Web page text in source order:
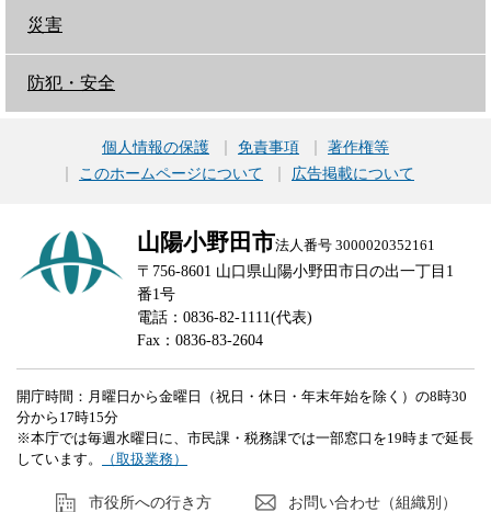
災害
防犯・安全
個人情報の保護 免責事項
著作権等
このホームページについて
広告掲載について
山陽小野田市法人番号 3000020352161
〒756-8601 山口県山陽小野田市日の出一丁目1
番1号
電話：0836-82-1111(代表)
Fax：0836-83-2604
開庁時間：月曜日から金曜日（祝日・休日・年末年始を除く）の8時30
分から17時15分
※本庁では毎週水曜日に、市民課・税務課では一部窓口を19時まで延長
しています。
（取扱業務）
市役所への行き方 お問い合わせ（組織別）